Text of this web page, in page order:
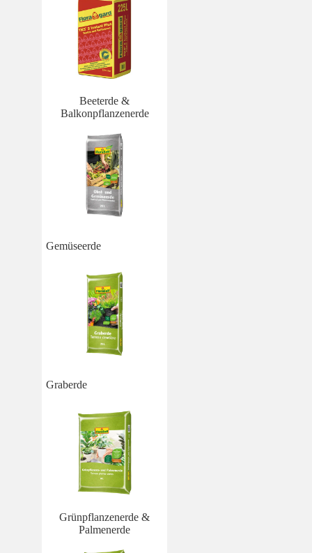
Beeterde &
Balkonpflanzenerde
Gemüseerde
Graberde
Grünpflanzenerde &
Palmenerde